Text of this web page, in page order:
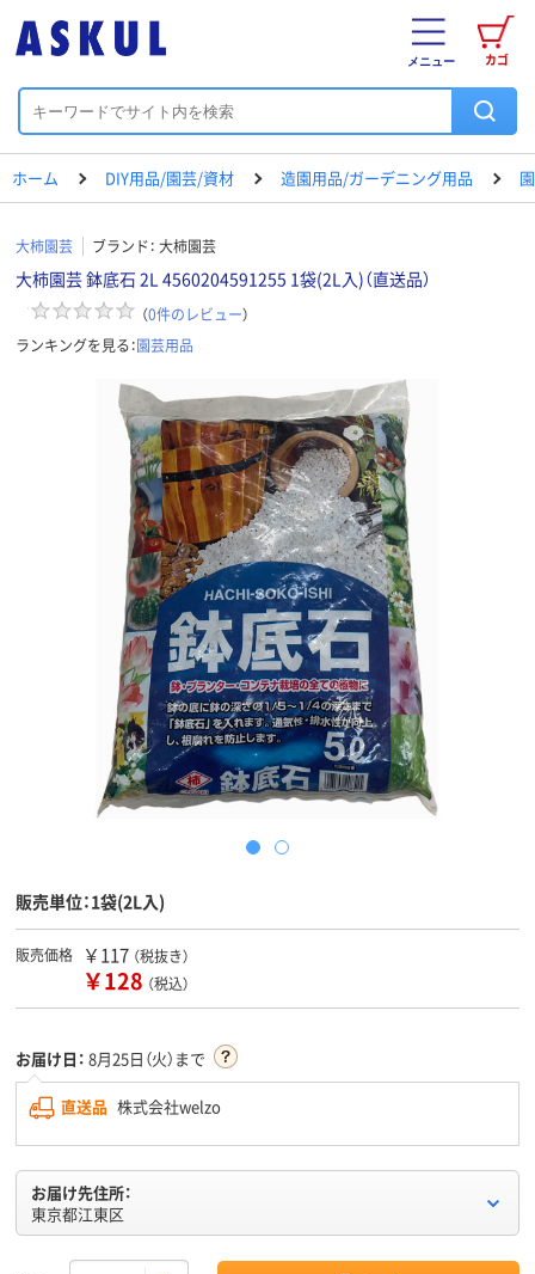
カゴ
メニュー
ホーム DIY用品/園芸/資材 造園用品/ガーデニング用品
大柿園芸 ブランド： 大柿園芸
大柿園芸 鉢底石 2L 4560204591255 1袋(2L入)（直送品）
（0件のレビュー）
ランキングを見る：園芸用品
販売単位：1袋(2L入)
販売価格 ￥117 （税抜き）
￥128 （税込）
お届け日： 8月25日（火）まで
直送品 株式会社welzo
お届け先住所：
東京都江東区